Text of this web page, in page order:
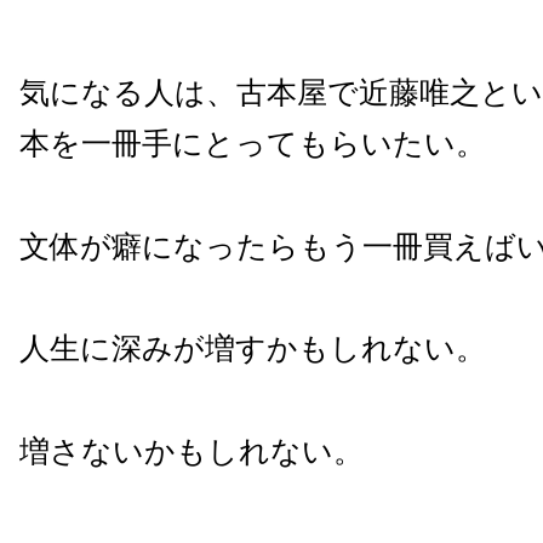
気になる人は、古本屋で近藤唯之と
本を一冊手にとってもらいたい。
文体が癖になったらもう一冊買えば
人生に深みが増すかもしれない。
増さないかもしれない。